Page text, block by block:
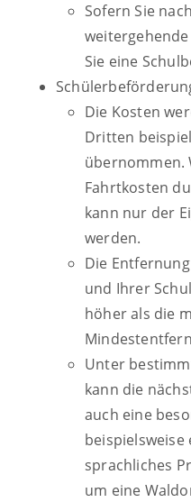
Sofern Sie
Sie eine
Die Kosten
Dritten
übernommen.
Fahrtkosten
kann nur der
werden.
Die
und Ihrer
höher als die
Unter
kann die
auch eine
sprachliches
um eine